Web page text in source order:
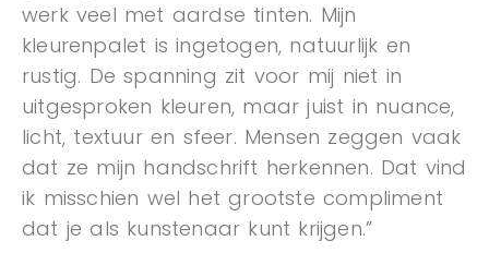
werk veel met aardse tinten. Mijn
kleurenpalet is ingetogen, natuurlijk en
rustig. De spanning zit voor mij niet in
uitgesproken kleuren, maar juist in nuance,
licht, textuur en sfeer. Mensen zeggen vaak
dat ze mijn handschrift herkennen. Dat vind
ik misschien wel het grootste compliment
dat je als kunstenaar kunt krijgen.”